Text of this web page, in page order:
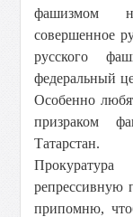
фашизмом
совершенное
русского
федеральный
Особенно
призраком
Татарстан.
репрессивную
припомню,